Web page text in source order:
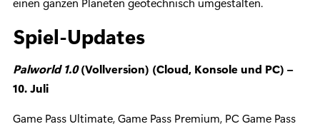
Spiel-Updates
Palworld 1.0(Vollversion) (Cloud, Konsole und PC) –
10.Juli
Game Pass Ultimate, Game Pass Premium, PC Game Pass